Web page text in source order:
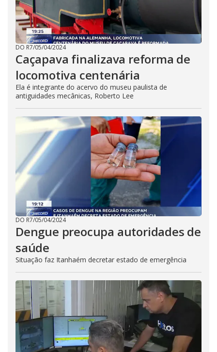
DO R7/05/04/2024
Caçapava finalizava reforma de
locomotiva centenária
Ela é integrante do acervo do museu paulista de
antiguidades mecânicas, Roberto Lee
DO R7/05/04/2024
Dengue preocupa autoridades de
saúde
Situação faz Itanhaém decretar estado de emergência